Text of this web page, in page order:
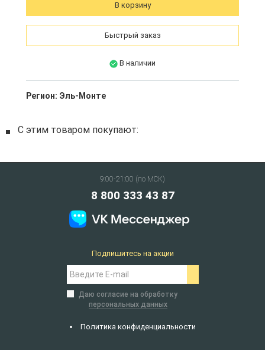
В корзину
Быстрый заказ
В наличии
Регион: Эль-Монте
С этим товаром покупают:
9:00-21:00 (по МСК)
8 800 333 43 87
Политика конфиденциальности
Подпишитесь на акции
Даю согласие на обработку
персональных данных